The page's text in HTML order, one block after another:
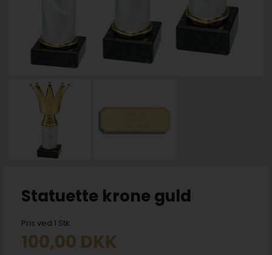
Statuette krone guld
Pris ved 1 Stk
100,00 DKK